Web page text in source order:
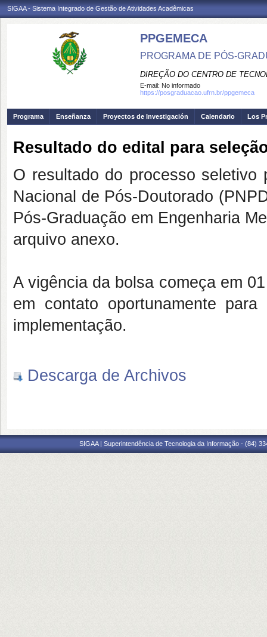
SIGAA - Sistema Integrado de Gestão de Atividades Acadêmicas
PPGEMECA
PROGRAMA DE PÓS-
DIREÇÃO DO CENTRO DE
E-mail: No informado
https://posgraduacao.ufrn.br/ppgemeca
Programa Enseñanza Proyectos de Investigación Calendario Los
Resultado do edital para
O resultado do processo seletivo
Nacional de Pós-Doutorado
Pós-Graduação em Engenharia
arquivo anexo.
A vigência da bolsa começa em
em contato oportunamente
implementação.
Descarga de Archivos
SIGAA | Superintendência de Tecnologia da Informação - (84)